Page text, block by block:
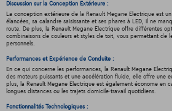
Discussion sur la Conception Extérieure :
La conception extérieure de la Renault Megane Electrique est
élancées, sa calandre saisissante et ses phares à LED, il ne
route. De plus, la Renault Megane Electrique offre différentes
combinaisons de couleurs et styles de toit, vous permettant de
personnels.
Performances et Expérience de Conduite :
En ce qui concerne les performances, la Renault Megane
des moteurs puissants et une accélération fluide, elle offre une
plus, la Renault Megane Electrique est également économe en
longues distances ou les trajets domicile-travail quotidiens.
Fonctionnalités Technologiques :